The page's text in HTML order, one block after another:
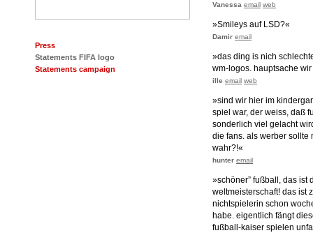
Press
Statements FIFA logo
Statements campaign
Vanessa email web
»Smileys auf LSD?«
Damir email
»das ding is nich
wm-logos. hauptsache
ille email web
»sind wir hier im
spiel war, der weiss, daß
sonderlich viel gelacht
die fans. als werber sollte
wahr?!«
hunter email
»schöner” fußball, das ist
weltmeisterschaft! das ist
nichtspielerin schon
habe. eigentlich fängt
fußball-kaiser spielen